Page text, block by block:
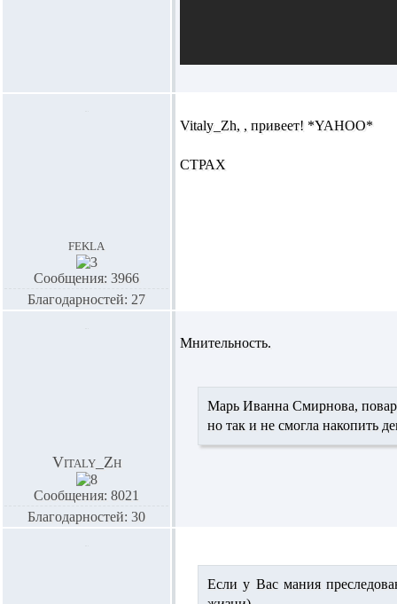
fekla
Сообщения: 3966
Благодарностей: 27
Vitaly_Zh, , привеет! *YAHOO*
СТРАХ
Vitaly_Zh
Сообщения: 8021
Благодарностей: 30
Мнительность.
Марь Иванна Смирнова,
но так и не смогла накопить
Если у Вас мания